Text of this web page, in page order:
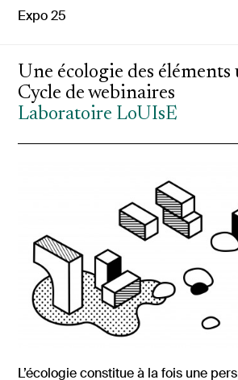
Expo 25
Une écologie des éléments
Cycle de webinaires
Laboratoire LoUIsE
L’écologie constitue à la fois une